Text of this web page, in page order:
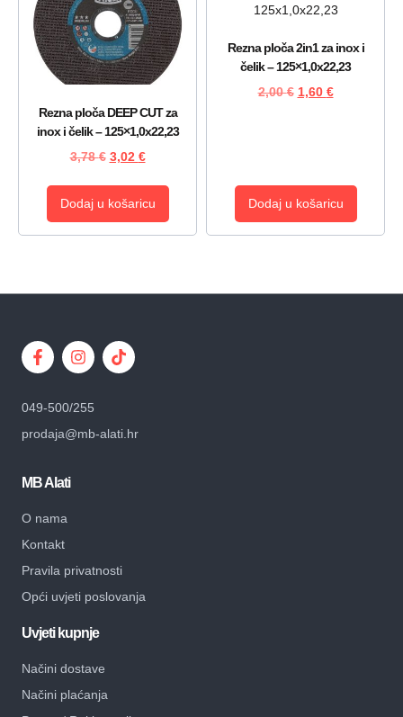
Rezna ploča DEEP CUT za
inox i čelik – 125×1,0x22,23
3,78€ 3,02 €
Dodaj u košaricu
Rezna ploča 2in1 za inox i
čelik – 125×1,0x22,23
2,00€ 1,60 €
Dodaj u košaricu
049-500/255
prodaja@mb-alati.hr
MB Alati
O nama
Kontakt
Pravila privatnosti
Opći uvjeti poslovanja
Uvjeti kupnje
Načini dostave
Načini plaćanja